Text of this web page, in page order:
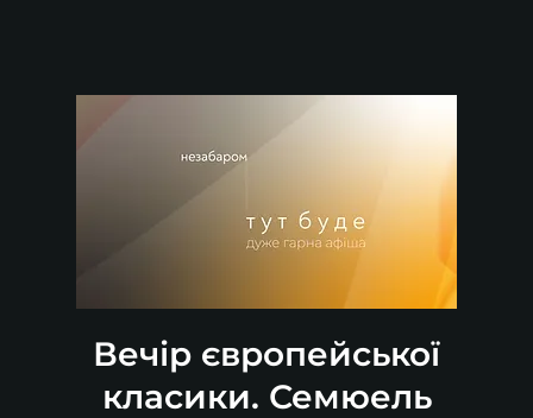
Вечір європейської
класики. Семюель